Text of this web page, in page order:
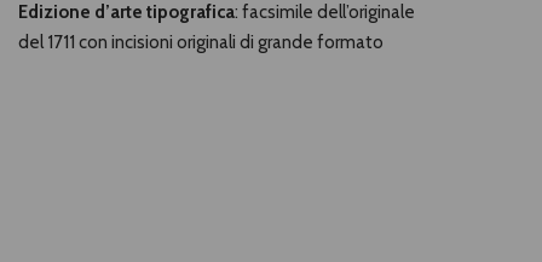
Edizione d’arte tipografica: facsimile dell’originale
del 1711 con incisioni originali di grande formato